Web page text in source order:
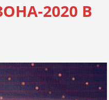
2020 В